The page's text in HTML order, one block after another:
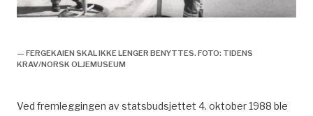
— FERGEKAIEN SKAL IKKE LENGER BENYTTES. FOTO: TIDENS
KRAV/NORSK OLJEMUSEUM
Ved fremleggingen av statsbudsjettet 4. oktober 1988 ble